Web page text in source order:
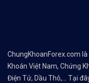
ChungKhoanForex.com
Khoán Việt Nam, Chứng
Điện Tử, Dầu Thô,... Tại